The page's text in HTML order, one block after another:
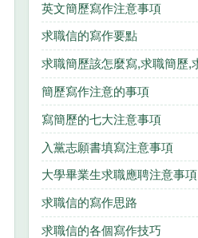
英文簡歷寫作注意事項
求職信的寫作要點
簡歷寫作注意的事項
寫簡歷的七大注意事項
入黨志願書填寫注意事項
大學畢業生求職應聘注意事項
求職信的寫作思路
求職信的各個寫作技巧